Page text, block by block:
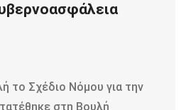
το Σχέδιο Νόμου για την
στη Βουλή